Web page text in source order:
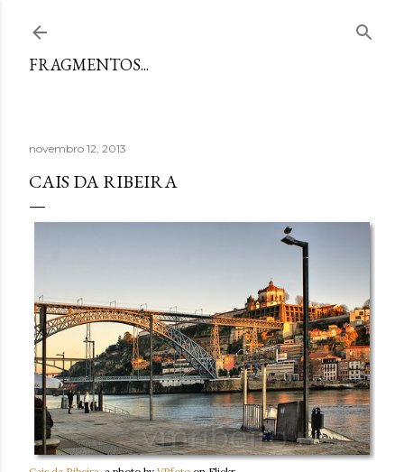
FRAGMENTOS...
novembro 12, 2013
CAIS DA RIBEIRA